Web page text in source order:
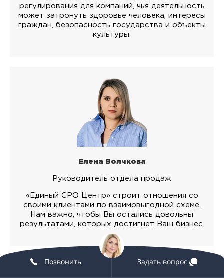
регулирования для компаний, чья деятельность
может затронуть здоровье человека, интересы
граждан, безопасность государства и объекты
культуры.
Елена Волчкова
Руководитель отдела продаж
«Единый СРО Центр» строит отношения со
своими клиентами по взаимовыгодной схеме.
Нам важно, чтобы Вы остались довольны
результатами, которых достигнет Ваш бизнес.
Позвонить Задать вопрос